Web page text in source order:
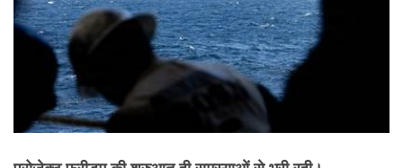
प्रोजेक्ट फ्रीडम की शुरुआत ही समस्याओं से भरी रही।